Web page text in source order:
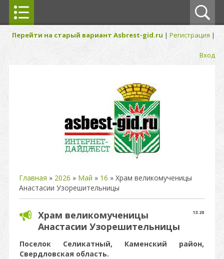
Перейти на старый вариант Asbrest-gid.ru | Регистрация |
Вход
Главная » 2026 » Май » 16 » Храм великомученицы
Анастасии Узорешительницы
13:20
Храм великомученицы
Анастасии Узорешительницы
Поселок Селикатный, Каменский район,
Свердловская область.